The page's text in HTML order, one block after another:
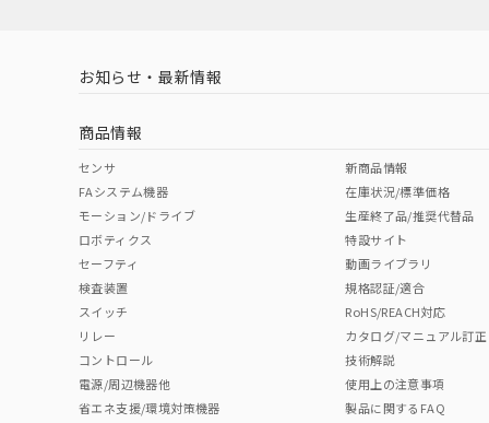
中国 RoHS 注意事項・凡例
中国 RoHS表
Pb Hg Cr(VI)
"対応済み"や非含有の記載がされた商品であっても、流通
非含有品が必要な際は、弊社営業部門もしくは販売店へお
お知らせ・最新情報
商品情報
センサ
FAシステム機器
モーション/ドライブ
ロボティクス
セーフティ
検査装置
スイッチ
リレー
コントロール
電源/周辺機器他
省エネ支援/環境対策機器
新商品情報
在庫状況/標準価格
生産終了品/推奨代替品
特設サイト
動画ライブラリ
規格認証/適合
RoHS/REACH対応
カタログ/マニュアル訂正
技術解説
使用上の注意事項
製品に関するFAQ